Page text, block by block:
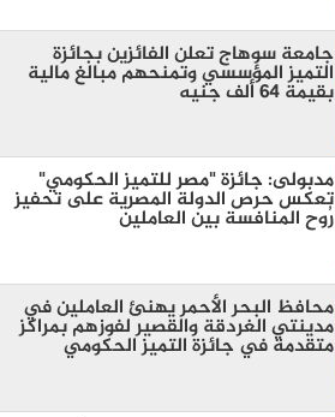
جامعة سوهاج تعلن الفائزين بجائزة
التميز المؤسسي وتمنحهم مبالغ مالية
بقيمة ٦٤ ألف جنيه
مدبولى: جائزة "مصر للتميز الحكومي"
تعكس حرص الدولة المصرية على تحفيز
رُوح المنافسة بين العاملين
محافظ البحر الأحمر يهنئ العاملين في
مدينتي الغردقة والقصير لفوزهم بمراكز
متقدمة في جائزة التميز الحكومي